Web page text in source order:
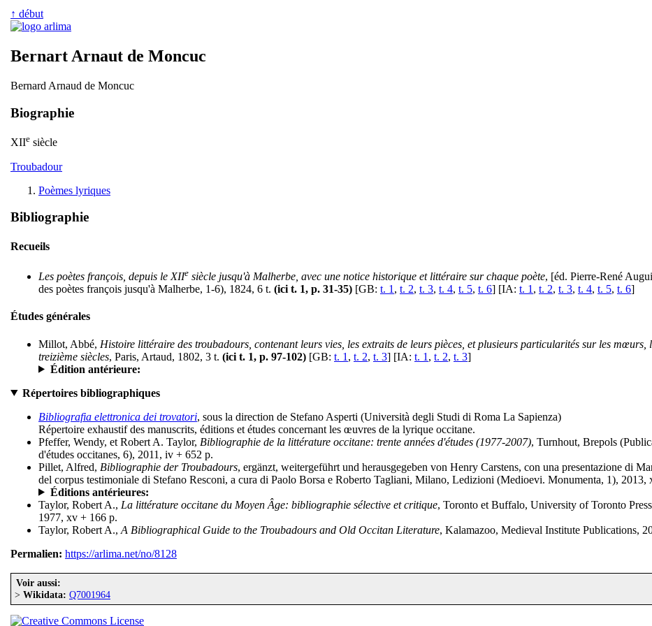
↑ début
Bernart Arnaut de Moncuc
Bernard Arnaud de Moncuc
Biographie
XIIe siècle
Troubadour
Poèmes lyriques
Bibliographie
Recueils
Les poètes françois, depuis le XIIe siècle jusqu'à Malherbe, avec une notice historique et littéraire sur chaque poète, [éd. Pierre-René
des poètes françois jusqu'à Malherbe, 1-6), 1824, 6 t. (ici t. 1, p. 31-35) [GB: t. 1 , t. 2, t. 3, t. 4, t. 5, t. 6] [IA: t. 1 , t. 2, t. 3, t. 4, t. 5, t. 6]
Études générales
Millot, Abbé, Histoire littéraire des troubadours, contenant leurs vies, les extraits de leurs pièces, et plusieurs particularités sur les mœurs,
treizième siècles, Paris, Artaud, 1802, 3 t. (ici t. 1, p. 97-102) [GB: t. 1 , t. 2, t. 3] [IA: t. 1 , t. 2, t. 3]
Édition antérieure:
Répertoires bibliographiques
Bibliografia elettronica dei trovatori, sous la direction de Stefano Asperti (Università degli Studi di Roma La Sapienza)
Répertoire exhaustif des manuscrits, éditions et études concernant les œuvres de la lyrique occitane.
Pfeffer, Wendy, et Robert A. Taylor, Bibliographie de la littérature occitane: trente années d'études (1977-2007), Turnhout, Brepols
d'études occitanes, 6), 2011, iv + 652 p.
Pillet, Alfred, Bibliographie der Troubadours, ergänzt, weitergeführt und herausgegeben von Henry Carstens, con una presentazione di
del corpus testimoniale di Stefano Resconi, a cura di Paolo Borsa e Roberto Tagliani, Milano, Ledizioni (Medioevi. Monumenta, 1),
Éditions antérieures:
Taylor, Robert A., La littérature occitane du Moyen Âge: bibliographie sélective et critique, Toronto et Buffalo, University of Toronto
1977, xv + 166 p.
Taylor, Robert A., A Bibliographical Guide to the Troubadours and Old Occitan Literature, Kalamazoo, Medieval Institute Publications,
Permalien: https://arlima.net/no/8128
Voir aussi:
> Wikidata: Q7001964